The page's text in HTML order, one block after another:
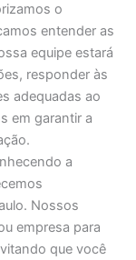
o
entender as
equipe estará
responder às
adequadas ao
em garantir a
a
Nossos
empresa para
que você